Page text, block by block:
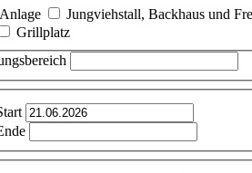
Jungviehstall, Backhaus und
Grillplatz